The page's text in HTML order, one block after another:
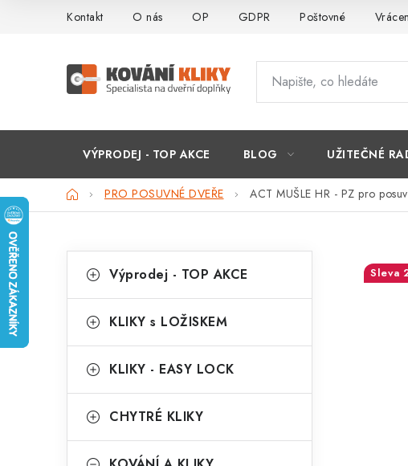
Kontakt O nás OP GDPR Poštovné
VÝPRODEJ - TOP AKCE BLOG UŽITEČNÉ
DomůPRO POSUVNÉ DVEŘE ACT MUŠLE HR - PZ pro
o
t
r
n
kategorie
a
e
o
i
Výprodej - TOP AKCE
KLIKY s LOŽISKEM
KLIKY - EASY LOCK
CHYTRÉ KLIKY